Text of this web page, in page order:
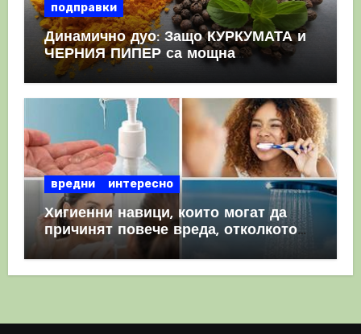
подправки
Динамично дуо: Защо КУРКУМАТА и
ЧЕРНИЯ ПИПЕР са мощна
комбинация
вредни интересно
Хигиенни навици, които могат да
причинят повече вреда, отколкото
полза